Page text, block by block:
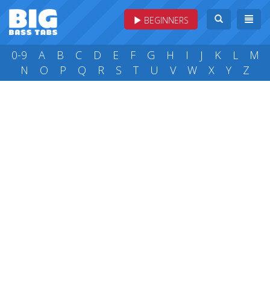
BEGINNERS
0-9 A B C D E F G H I J K L
M
N
O P Q R S T U V W X Y Z